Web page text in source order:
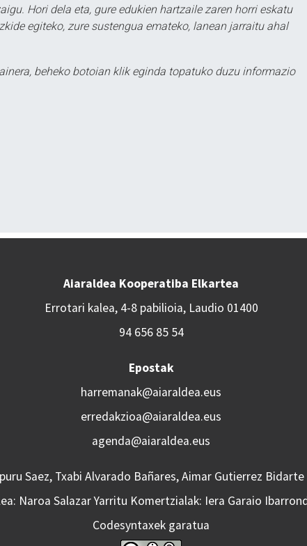
Hori dela eta, gure edukien hartzaile zaren horri eskatu
egiteko, zure sustengua emateko, lanean jarraitu ahal
beheko botoian klik eginda topatuko duzu informazio
Aiaraldea Kooperatiba Elkartea
Errotari kalea, 4-8 pabilioia, Laudio 01400
94 656 85 54
Epostak
harremanak@aiaraldea.eus
erredakzioa@aiaraldea.eus
agenda@aiaraldea.eus
Saez, Txabi Alvarado Bañares, Aimar Gutierrez
Naroa Salazar Yarritu Komertzialak: Iera Garaio
Codesyntaxek garatua